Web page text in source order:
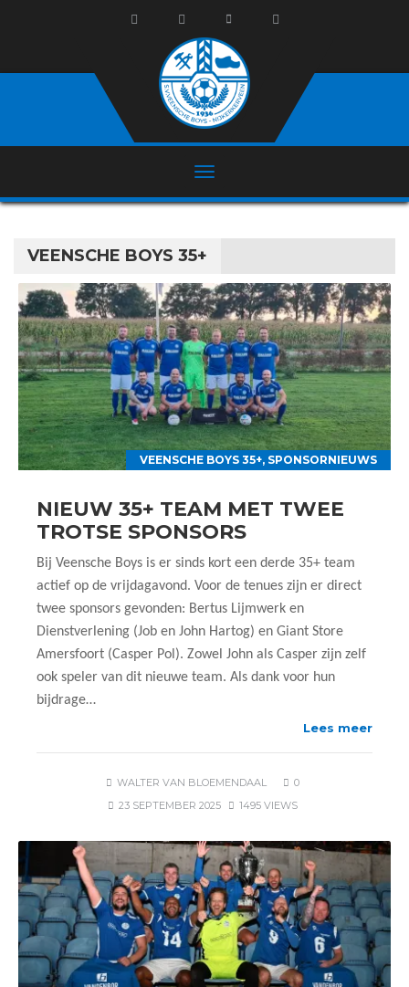
VEENSCHE BOYS 35+
VEENSCHE BOYS 35+, SPONSORNIEUWS
NIEUW 35+ TEAM MET TWEE
TROTSE SPONSORS
Bij Veensche Boys is er sinds kort een derde 35+ team
actief op de vrijdagavond. Voor de tenues zijn er direct
twee sponsors gevonden: Bertus Lijmwerk en
Dienstverlening (Job en John Hartog) en Giant Store
Amersfoort (Casper Pol). Zowel John als Casper zijn zelf
ook speler van dit nieuwe team. Als dank voor hun
bijdrage…
Lees meer
WALTER VAN BLOEMENDAAL
0
23 SEPTEMBER 2025
1495 VIEWS